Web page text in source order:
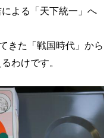
よる「天下統一」へ
きた「戦国時代」から
わけです。